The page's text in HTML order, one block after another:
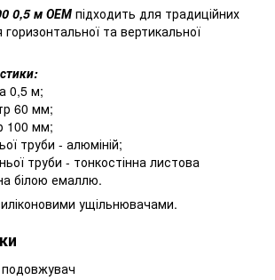
0,5 м ОЕМ підходить для традиційних
горизонтальної та вертикальної
0,5 м;
60 мм;
100 мм;
труби - алюміній;
труби - тонкостінна листова
білою емаллю.
ущільнювачами.
подовжувач